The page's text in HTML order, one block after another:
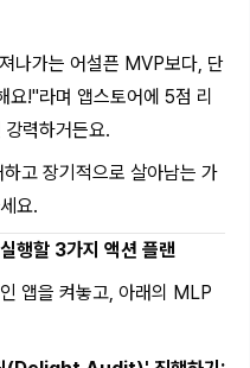
나가는 어설픈 MVP보다, 단
!"라며 앱스토어에 5점 리
력하거든요.
고 장기적으로 살아남는 가
요.
행할 3가지 액션 플랜
앱을 켜놓고, 아래의 MLP